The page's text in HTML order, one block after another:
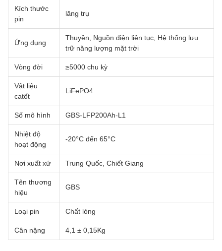
Kích thước
pin
lăng trụ
Ứng dụng
Thuyền, Nguồn điện liên tục, Hệ thống lưu
trữ năng lượng mặt trời
Vòng đời ≥5000 chu kỳ
Vật liệu
catốt
LiFePO4
Số mô hình GBS-LFP200Ah-L1
Nhiệt độ
hoạt động
-20°C đến 65°C
Nơi xuất xứ Trung Quốc, Chiết Giang
Tên thương
hiệu
GBS
Loại pin Chất lỏng
Cân nặng 4,1 ± 0,15Kg